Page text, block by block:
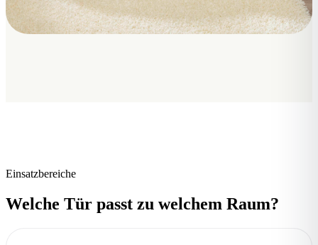
Einsatzbereiche
Welche Tür passt zu welchem Raum?